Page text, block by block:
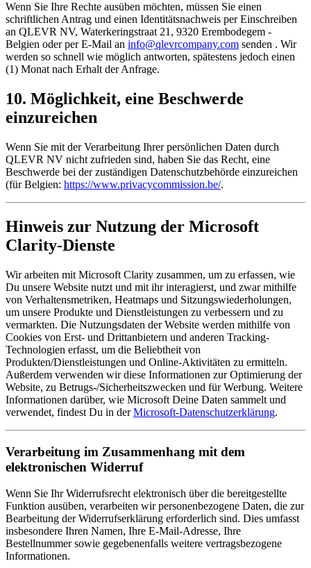
Wenn Sie Ihre Rechte ausüben möchten, müssen Sie einen
schriftlichen Antrag und einen Identitätsnachweis per Einschreiben
an QLEVR NV, Waterkeringstraat 21, 9320 Erembodegem -
Belgien oder per E-Mail an info@qlevrcompany.com senden . Wir
werden so schnell wie möglich antworten, spätestens jedoch einen
(1) Monat nach Erhalt der Anfrage.
10. Möglichkeit, eine Beschwerde
einzureichen
Wenn Sie mit der Verarbeitung Ihrer persönlichen Daten durch
QLEVR NV nicht zufrieden sind, haben Sie das Recht, eine
Beschwerde bei der zuständigen Datenschutzbehörde einzureichen
(für Belgien: https://www.privacycommission.be/.
Hinweis zur Nutzung der Microsoft
Clarity-Dienste
Wir arbeiten mit Microsoft Clarity zusammen, um zu erfassen, wie
Du unsere Website nutzt und mit ihr interagierst, und zwar mithilfe
von Verhaltensmetriken, Heatmaps und Sitzungswiederholungen,
um unsere Produkte und Dienstleistungen zu verbessern und zu
vermarkten. Die Nutzungsdaten der Website werden mithilfe von
Cookies von Erst- und Drittanbietern und anderen Tracking-
Technologien erfasst, um die Beliebtheit von
Produkten/Dienstleistungen und Online-Aktivitäten zu ermitteln.
Außerdem verwenden wir diese Informationen zur Optimierung der
Website, zu Betrugs-/Sicherheitszwecken und für Werbung. Weitere
Informationen darüber, wie Microsoft Deine Daten sammelt und
verwendet, findest Du in derMicrosoft-Datenschutzerklärung.
Verarbeitung im Zusammenhang mit dem
elektronischen Widerruf
Wenn Sie Ihr Widerrufsrecht elektronisch über die bereitgestellte
Funktion ausüben, verarbeiten wir personenbezogene Daten, die zur
Bearbeitung der Widerrufserklärung erforderlich sind. Dies umfasst
insbesondere Ihren Namen, Ihre E-Mail-Adresse, Ihre
Bestellnummer sowie gegebenenfalls weitere vertragsbezogene
Informationen.